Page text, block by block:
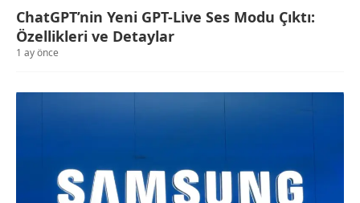
ChatGPT’nin Yeni GPT-Live Ses Modu Çıktı:
Özellikleri ve Detaylar
1 ay önce